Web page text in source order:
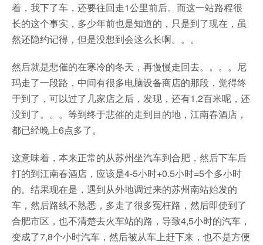
着，我下了车，还要往回走1公里前后。而这一站路程很
长的这个事实，多少年前也是知道的，只是到了现在，虽
然还隐约记得，但是没想到会这么长啊。。。
然后就是悲催的在寒冷的冬天，再慢慢走回去。。。。尼
玛走了一段路，中间有很多电脑设备商店的那段，觉得终
于到了，可以过了几家店之后，发现，还有1,2百米呢，还
没到了。。。等到终于悲催的走到目的地，江南春酒店，
都已经晚上6点多了。
这意味着，本来正常的从苏州坐汽车到合肥，然后下车后
打的到江南春酒店，应该是4-5小时+0.5小时=5个多小时
的。结果现在是，遇到从外地调过来的苏州南站始发的
车，然后路线不熟悉，多走了很多冤枉路，然后即使到了
合肥市区，也不清楚去火车站的路，导致4,5小时的汽车，
变成了7,8个小时汽车，然后被从车上赶下来，也不是方便